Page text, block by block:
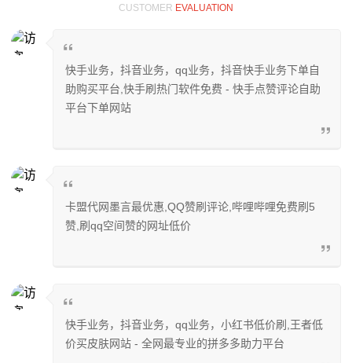
CUSTOMER EVALUATION
快手业务，抖音业务，qq业务，抖音快手业务下单自
助购买平台,快手刷热门软件免费 - 快手点赞评论自助
平台下单网站
卡盟代网墨言最优惠,QQ赞刷评论,哔哩哔哩免费刷5
赞,刷qq空间赞的网址低价
快手业务，抖音业务，qq业务，小红书低价刷,王者低
价买皮肤网站 - 全网最专业的拼多多助力平台